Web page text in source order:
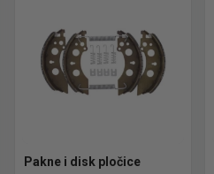
Pakne i disk pločice